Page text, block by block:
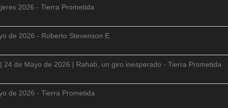
2026 - Tierra Prometida
de 2026 - Roberto Stevenson E.
24 de Mayo de 2026 | Rahab, un giro inesperado - Tierra Prometida
de 2026 - Tierra Prometida